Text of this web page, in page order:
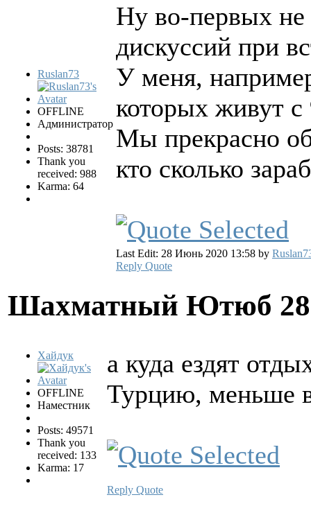
Ruslan73
OFFLINE
Администратор
Posts: 38781
Thank you
received: 988
Karma: 64
Ну во-первых не
дискуссий при
У меня,
которых живут
Мы прекрасно
кто сколько
Last Edit: 28 Июнь 2020 13:58 by
Reply Quote
Шахматный Ютюб
Хайдук
OFFLINE
Наместник
Posts: 49571
Thank you
received: 133
Karma: 17
а куда ездят
Турцию, меньше
Reply Quote